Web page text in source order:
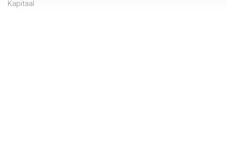
Kapitaal